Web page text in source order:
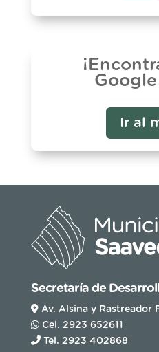
Ir al
Secretaría de
Av. Alsina y Rastreador
Cel. 2923 652611
Tel. 2923 402868